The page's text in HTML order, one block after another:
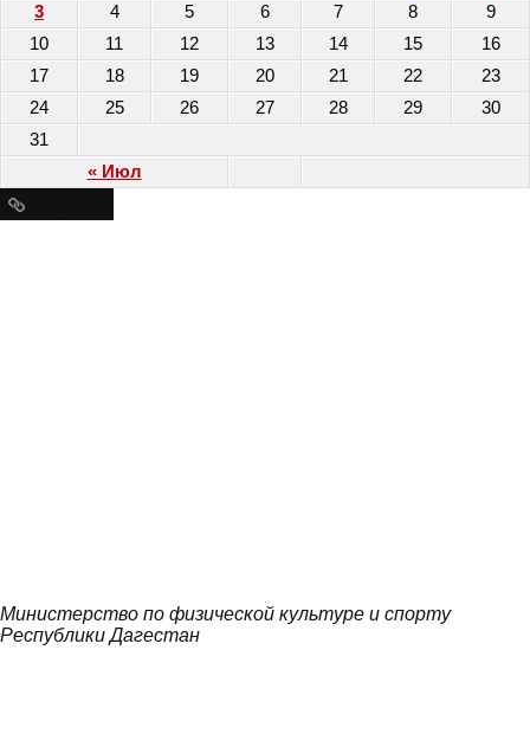
« Июл
3
4 5 6 7 8
9
10
11 12 13 14 15
16
17
18 19 20 21 22
23
24
25 26 27 28 29
30
31
Министерство по физической культуре и спорту
Республики Дагестан